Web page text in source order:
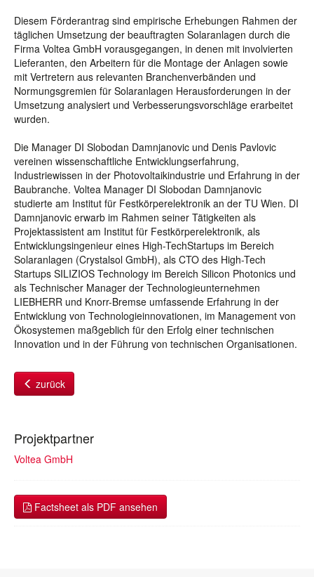
Diesem Förderantrag sind empirische Erhebungen Rahmen der
täglichen Umsetzung der beauftragten Solaranlagen durch die
Firma Voltea GmbH vorausgegangen, in denen mit involvierten
Lieferanten, den Arbeitern für die Montage der Anlagen sowie
mit Vertretern aus relevanten Branchenverbänden und
Normungsgremien für Solaranlagen Herausforderungen in der
Umsetzung analysiert und Verbesserungsvorschläge erarbeitet
wurden.
Die Manager DI Slobodan Damnjanovic und Denis Pavlovic
vereinen wissenschaftliche Entwicklungserfahrung,
Industriewissen in der Photovoltaikindustrie und Erfahrung in der
Baubranche. Voltea Manager DI Slobodan Damnjanovic
studierte am Institut für Festkörperelektronik an der TU Wien. DI
Damnjanovic erwarb im Rahmen seiner Tätigkeiten als
Projektassistent am Institut für Festkörperelektronik, als
Entwicklungsingenieur eines High-TechStartups im Bereich
Solaranlagen (Crystalsol GmbH), als CTO des High-Tech
Startups SILIZIOS Technology im Bereich Silicon Photonics und
als Technischer Manager der Technologieunternehmen
LIEBHERR und Knorr-Bremse umfassende Erfahrung in der
Entwicklung von Technologieinnovationen, im Management von
Ökosystemen maßgeblich für den Erfolg einer technischen
Innovation und in der Führung von technischen Organisationen.
zurück
Projektpartner
Voltea GmbH
Factsheet als PDF ansehen